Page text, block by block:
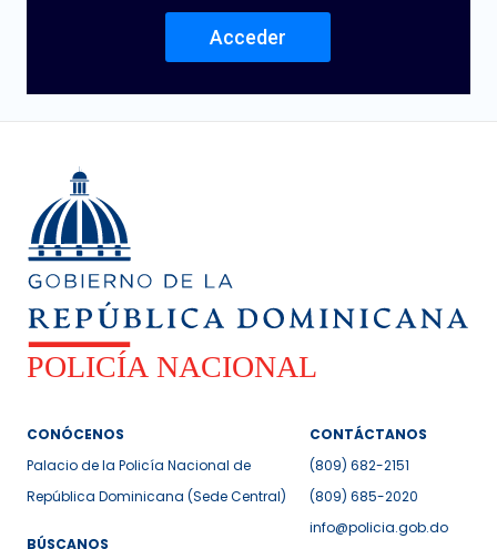
Acceder
CONÓCENOS
Palacio de la Policía Nacional de
República Dominicana (Sede Central)
BÚSCANOS
CONTÁCTANOS
(809) 682-2151
(809) 685-2020
info@policia.gob.do